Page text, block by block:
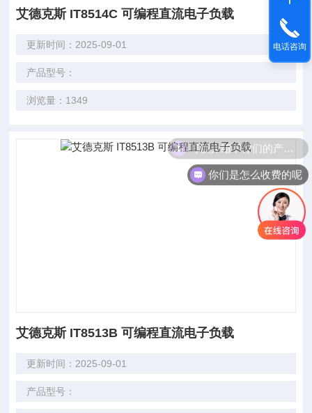
艾德克斯 IT8514C 可编程直流电子负载
更新时间：2025-09-01
产品型号：
浏览量：1349
艾德克斯 IT8513B 可编程直流电子负载
更新时间：2025-09-01
产品型号：
电话咨询
你们是怎么收费的呢